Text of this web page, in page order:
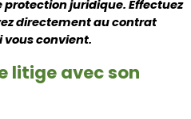
juridique. Effectuez
directement au contrat
vous convient.
litige avec son